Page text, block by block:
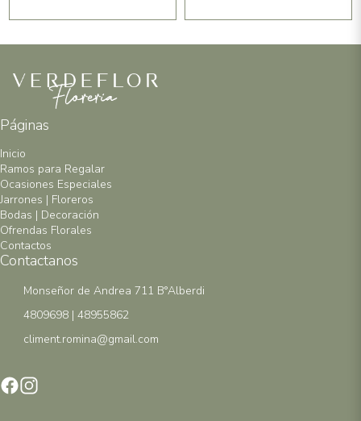
Páginas
Inicio
Ramos para Regalar
Ocasiones Especiales
Jarrones | Floreros
Bodas | Decoración
Ofrendas Florales
Contactos
Contactanos
Monseñor de Andrea 711 B°Alberdi
4809698 | 48955862
climent.romina@gmail.com